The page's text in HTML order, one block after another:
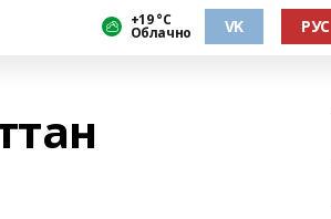
+19 °С
Облачно VK РУС